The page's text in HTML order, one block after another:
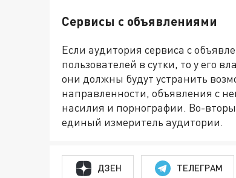
Сервисы с объявлениями
Если аудитория сервиса с
пользователей в сутки, то у его
они должны будут устранить
направленности, объявления с
насилия и порнографии. Во-
единый измеритель аудитории.
ДЗЕН ТЕЛЕГРАМ